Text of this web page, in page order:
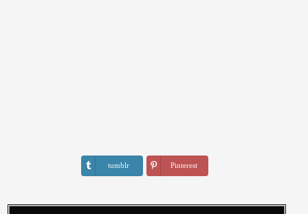
tumblr Pinterest